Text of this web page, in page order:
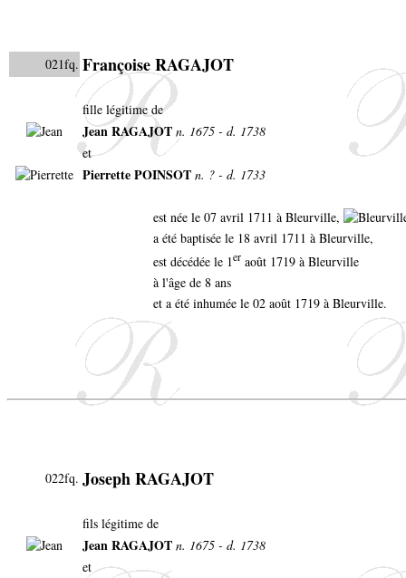
021fq. Françoise RAGAJOT
fille légitime de
Jean RAGAJOT n. 1675 - d. 1738
et
Pierrette POINSOT n. ? - d. 1733
est née le 07 avril 1711 à Bleurville,
a été baptisée le 18 avril 1711 à Bleurville,
est décédée le 1er août 1719 à Bleurville
à l'âge de 8 ans
et a été inhumée le 02 août 1719 à Bleurville.
022fq. Joseph RAGAJOT
fils légitime de
Jean RAGAJOT n. 1675 - d. 1738
et